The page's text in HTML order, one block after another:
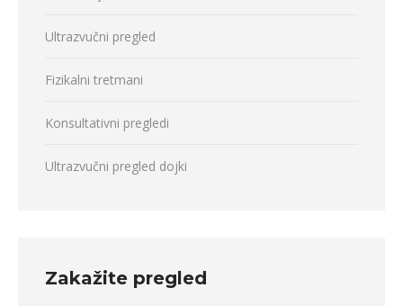
Ultrazvučni pregled
Fizikalni tretmani
Konsultativni pregledi
Ultrazvučni pregled dojki
Zakažite pregled